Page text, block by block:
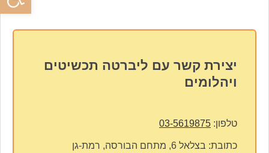
יצירת קשר עם ליברטה תכשיטים
ויהלומים
טלפון: 03-5619875
כתובת: בצלאל 6, מתחם הבורסה, רמת-גן